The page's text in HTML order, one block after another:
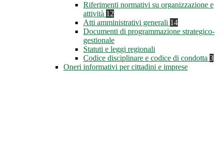
Riferimenti normativi su organizzazione e
attività 12
Atti amministrativi generali 14
Documenti di programmazione strategico-
gestionale
Statuti e leggi regionali
Codice disciplinare e codice di condotta 3
Oneri informativi per cittadini e imprese